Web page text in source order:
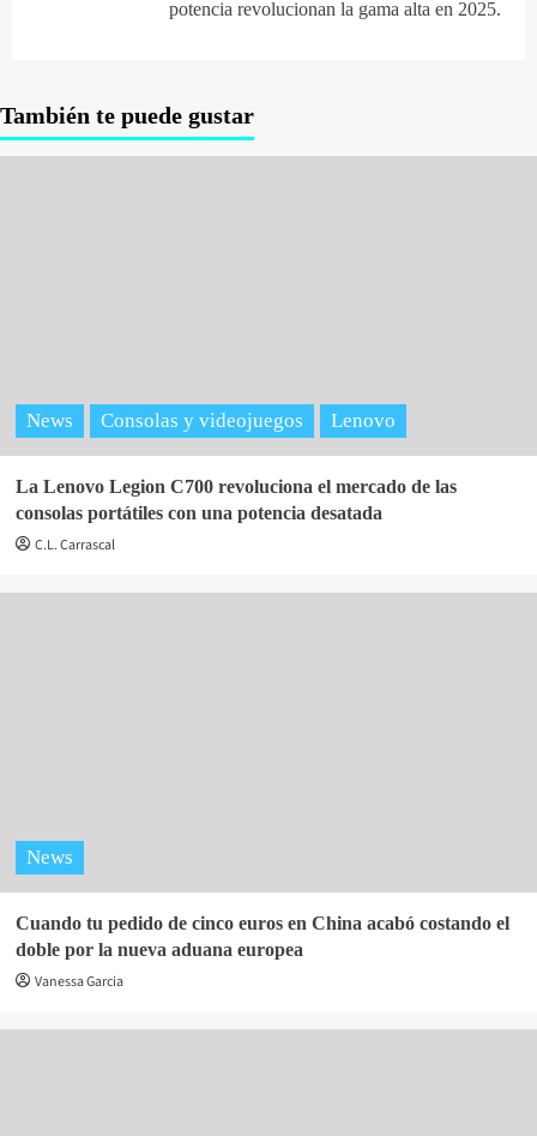
potencia revolucionan la gama alta en 2025.
También te puede gustar
News Consolas y videojuegos Lenovo
La Lenovo Legion C700 revoluciona el mercado de las
consolas portátiles con una potencia desatada
C.L. Carrascal
News
Cuando tu pedido de cinco euros en China acabó costando el
doble por la nueva aduana europea
Vanessa Garcia